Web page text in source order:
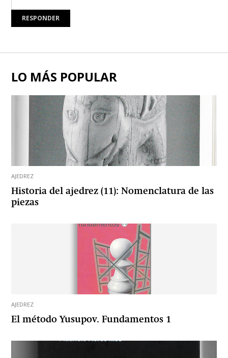
RESPONDER
LO MÁS POPULAR
AJEDREZ
Historia del ajedrez (11): Nomenclatura de las
piezas
AJEDREZ
El método Yusupov. Fundamentos 1